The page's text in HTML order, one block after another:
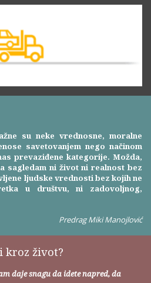
su neke vrednosne, moralne
savetovanjem nego načinom
prevaziđene kategorije. Možda,
sagledam ni život ni realnost bez
ljudske vrednosti bez kojih ne
u društvu, ni zadovoljnog,
Predrag Miki Manojlović
kroz život?
daje snagu da idete napred, da